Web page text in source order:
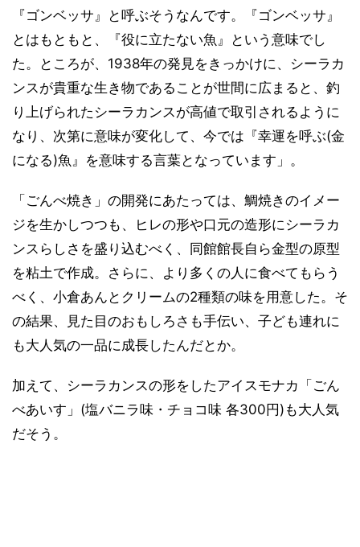
『ゴンベッサ』と呼ぶそうなんです。『ゴンベッサ』
とはもともと、『役に立たない魚』という意味でし
た。ところが、1938年の発見をきっかけに、シーラカ
ンスが貴重な生き物であることが世間に広まると、釣
り上げられたシーラカンスが高値で取引されるように
なり、次第に意味が変化して、今では『幸運を呼ぶ(金
になる)魚』を意味する言葉となっています」。
「ごんべ焼き」の開発にあたっては、鯛焼きのイメー
ジを生かしつつも、ヒレの形や口元の造形にシーラカ
ンスらしさを盛り込むべく、同館館長自ら金型の原型
を粘土で作成。さらに、より多くの人に食べてもらう
べく、小倉あんとクリームの2種類の味を用意した。そ
の結果、見た目のおもしろさも手伝い、子ども連れに
も大人気の一品に成長したんだとか。
加えて、シーラカンスの形をしたアイスモナカ「ごん
べあいす」(塩バニラ味・チョコ味 各300円)も大人気
だそう。